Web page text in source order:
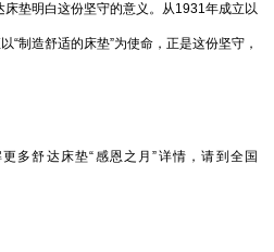
垫明白这份坚守的意义。从1931年成立以
“制造舒适的床垫”为使命，正是这份坚守，
舒达床垫“感恩之月”详情，请到全国